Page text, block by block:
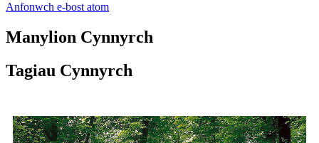
Anfonwch e-bost atom
Manylion Cynnyrch
Tagiau Cynnyrch